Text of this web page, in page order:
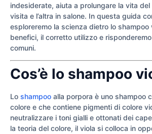
indesiderate, aiuta a prolungare la vita del
visita e l’altra in salone. In questa guida
esploreremo la scienza dietro lo shampoo
benefici, il corretto utilizzo e
comuni.
Cos’è lo shampoo
Lo shampoo alla porpora è uno shampoo
colore e che contiene pigmenti di colore
neutralizzare i toni gialli e ottonati dei
la teoria del colore, il viola si colloca in